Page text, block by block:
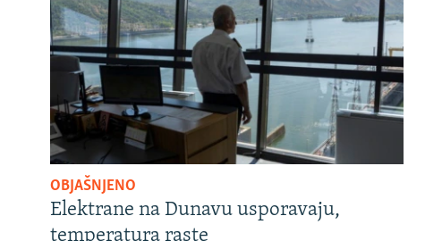
OBJAŠNJENO
Elektrane na Dunavu usporavaju,
temperatura raste